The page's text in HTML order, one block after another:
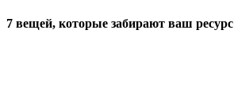
7 вещей, которые забирают ваш ресурс